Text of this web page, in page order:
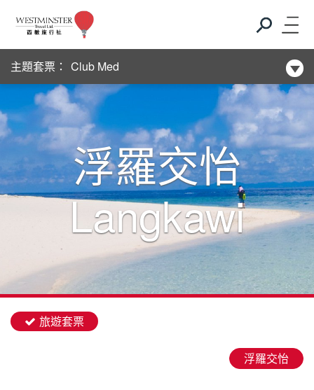
主題套票：
新酒店系列
Club Med
新酒店系列
Club Med
新酒店系列
浮羅交怡
Langkawi
旅遊套票
浮羅交怡